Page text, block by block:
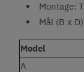
Montage:
Mål (B x
Model
A